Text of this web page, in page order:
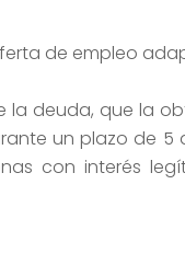
de empleo
la deuda, que la
un plazo de 5
con interés